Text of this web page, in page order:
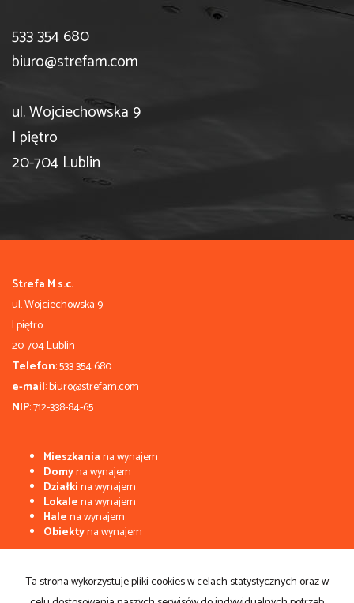
533 354 680
biuro@strefam.com
ul. Wojciechowska 9
I piętro
20-704 Lublin
Strefa M s.c.
ul. Wojciechowska 9
I piętro
20-704 Lublin
Telefon: 533 354 680
e-mail: biuro@strefam.com
NIP: 712-338-84-65
Mieszkaniana wynajem
Domyna wynajem
Działkina wynajem
Lokalena wynajem
Halena wynajem
Obiektyna wynajem
Domy
na sprzedaż
Działkina sprzedaż
Ta strona wykorzystuje pliki cookies w celach statystycznych oraz w